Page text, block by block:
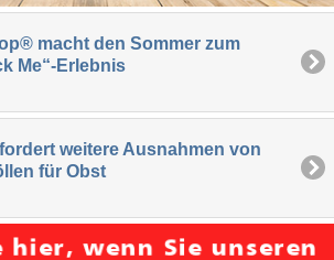
macht den Sommer zum
Me“-Erlebnis
weitere Ausnahmen von
für Obst